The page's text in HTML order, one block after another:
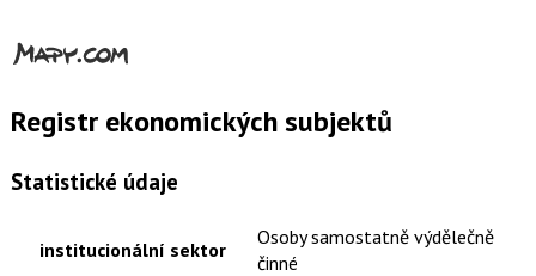
Registr ekonomických subjektů
Statistické údaje
institucionální sektor
Osoby samostatně výdělečně
činné